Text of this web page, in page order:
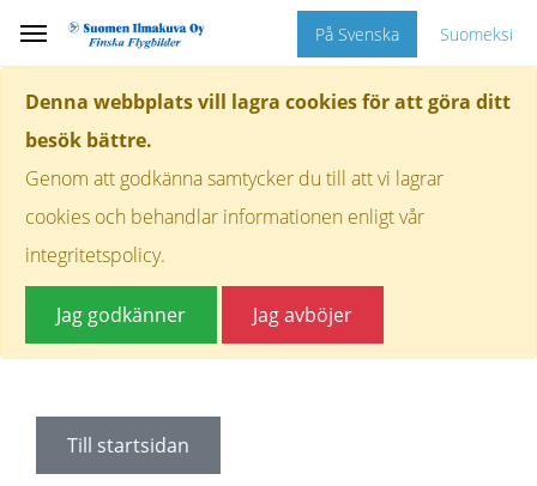
Denna webbplats vill lagra cookies för att göra ditt
besök bättre.
Genom att godkänna samtycker du till att vi lagrar
cookies och behandlar informationen enligt vår
integritetspolicy.
Jag godkänner Jag avböjer
På Svenska Suomeksi
Till startsidan